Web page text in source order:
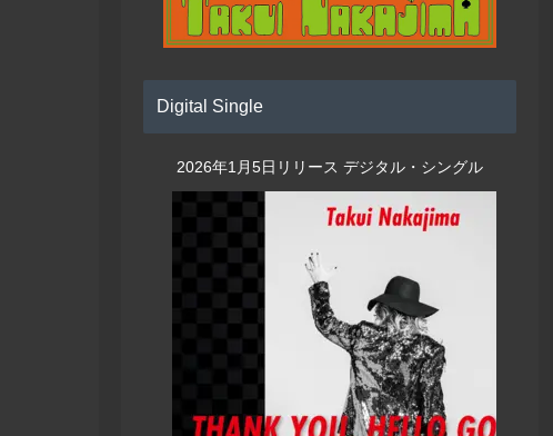
Without
You（acoustic
ver.）2022
ver.）2022
Digital Single
2026年1月5日リリース デジタル・シングル